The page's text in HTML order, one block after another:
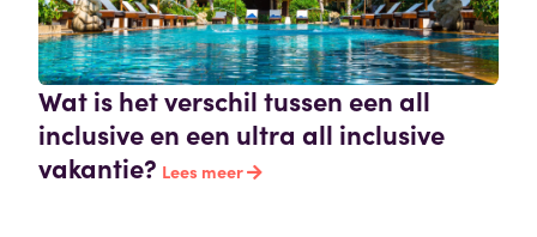
Wat is het verschil tussen een all
inclusive en een ultra all inclusive
vakantie? Lees meer